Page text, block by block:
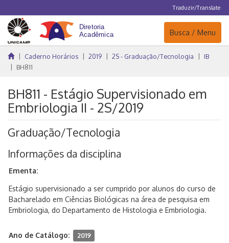
Traduzir/Translate
Navegação
Busca / Menu
Caderno Horários 2019 2S - Graduação/Tecnologia
IB
BH811
BH811 - Estágio Supervisionado em
Embriologia II - 2S/2019
Graduação/Tecnologia
Informações da disciplina
Ementa:
Estágio supervisionado a ser cumprido por alunos do curso de
Bacharelado em Ciências Biológicas na área de pesquisa em
Embriologia, do Departamento de Histologia e Embriologia.
Ano de Catálogo: 2019